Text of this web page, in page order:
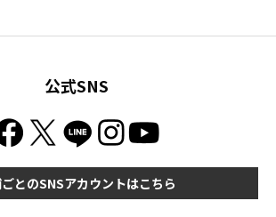
公式SNS
とのSNSアカウントはこちら